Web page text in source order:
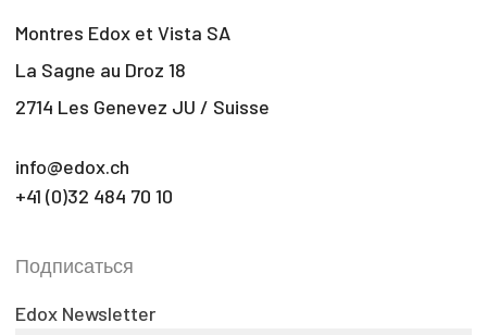
Montres Edox et Vista SA
La Sagne au Droz 18
2714 Les Genevez JU / Suisse
info@edox.ch
+41 (0)32 484 70 10
Подписаться
Edox Newsletter